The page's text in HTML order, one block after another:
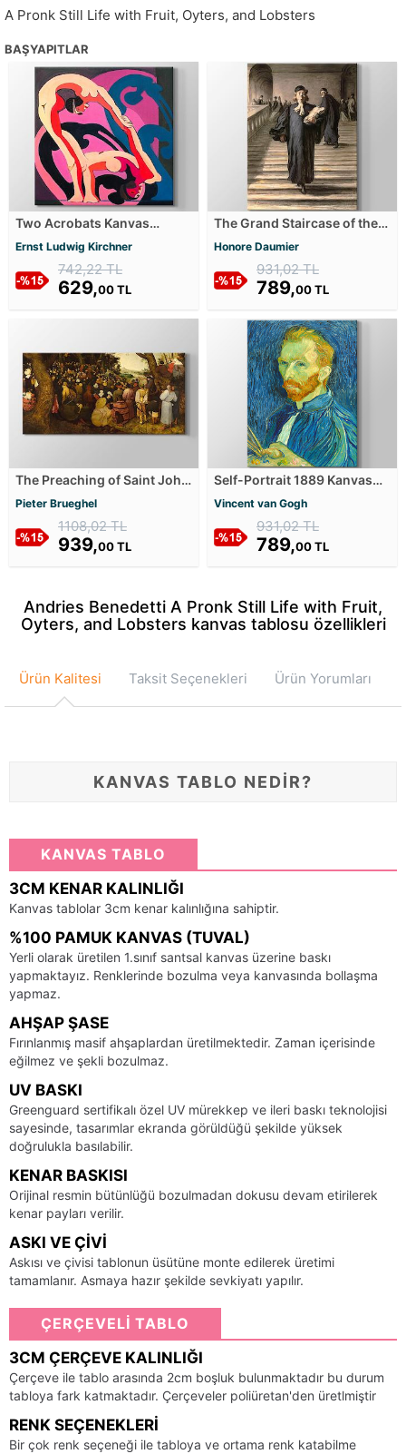
A Pronk Still Life with Fruit, Oyters, and Lobsters
BAŞYAPITLAR
Two Acrobats Kanvas
Ernst Ludwig Kirchner
742,22 TL
629,00 TL
The Grand Staircase of the
Palace of Justice Kanvas
Tablosu
Honore Daumier
931,02 TL
789,00 TL
The Preaching of Saint John
the Baptist Kanvas Tablosu
Pieter Brueghel
1108,02 TL
939,00 TL
Self-Portrait 1889 Kanvas
Tablosu
Vincent van Gogh
931,02 TL
789,00 TL
Andries Benedetti A Pronk Still Life with Fruit,
Oyters, and Lobsters kanvas tablosu özellikleri
Ürün Kalitesi Taksit Seçenekleri Ürün Yorumları
KANVAS TABLO NEDİR?
KANVAS TABLO
3CM KENAR KALINLIĞI
Kanvas tablolar 3cm kenar kalınlığına sahiptir.
%100 PAMUK KANVAS (TUVAL)
Yerli olarak üretilen 1.sınıf santsal kanvas üzerine baskı
yapmaktayız. Renklerinde bozulma veya kanvasında bollaşma
yapmaz.
AHŞAP ŞASE
Fırınlanmış masif ahşaplardan üretilmektedir. Zaman içerisinde
eğilmez ve şekli bozulmaz.
UV BASKI
Greenguard sertifikalı özel UV mürekkep ve ileri baskı teknolojisi
sayesinde, tasarımlar ekranda görüldüğü şekilde yüksek
doğrulukla basılabilir.
KENAR BASKISI
Orijinal resmin bütünlüğü bozulmadan dokusu devam etirilerek
kenar payları verilir.
ASKI VE ÇIVI
Askısı ve çivisi tablonun üsütüne monte edilerek üretimi
tamamlanır. Asmaya hazır şekilde sevkiyatı yapılır.
ÇERÇEVELİ TABLO
3CM ÇERÇEVE KALINLIĞI
Çerçeve ile tablo arasında 2cm boşluk bulunmaktadır bu durum
tabloya fark katmaktadır. Çerçeveler poliüretan'den üretlmiştir
RENK SEÇENEKLERI
Bir çok renk seçeneği ile tabloya ve ortama renk katabilme